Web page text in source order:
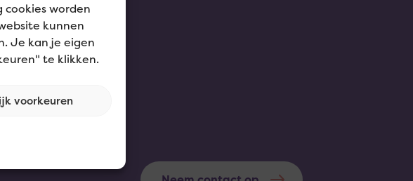
worden
kunnen
Je kan je eigen
te klikken.
voorkeuren